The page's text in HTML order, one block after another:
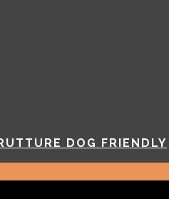
DOG FRIENDLY